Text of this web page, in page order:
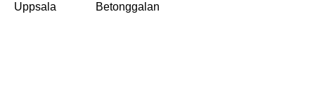
Uppsala
Betonggalan